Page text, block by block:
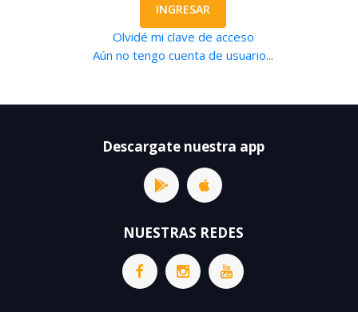
INGRESAR
Olvidé mi clave de acceso
Aún no tengo cuenta de usuario...
Descargate nuestra app
NUESTRAS REDES